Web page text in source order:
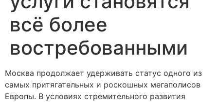
всё более
востребованными
Москва продолжает удерживать статус одного из
самых притягательных и роскошных мегаполисов
Европы. В условиях стремительного развития